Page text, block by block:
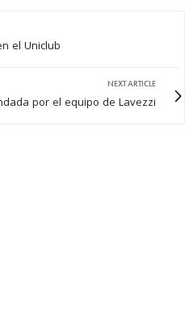
el Uniclub
NEXT ARTICLE
por el equipo de Lavezzi